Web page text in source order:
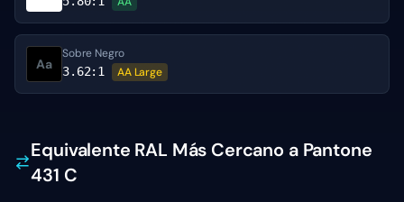
Aa
Sobre Negro
3.62:1 AA Large
Equivalente RAL Más Cercano a Pantone
431 C